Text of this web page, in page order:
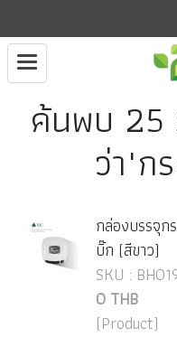
ค้นพบ 25
ว่า"ก
กล่องบรรจุก
บิ๊ก (สีขาว)
SKU :
0 THB
(Product)